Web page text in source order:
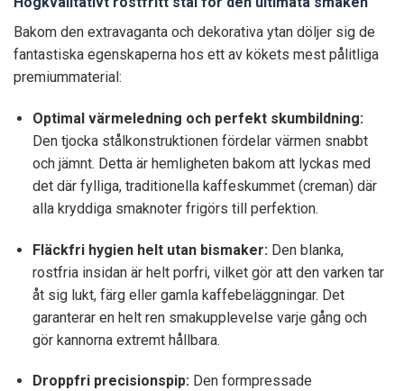
Bakom den extravaganta och dekorativa ytan döljer sig de
fantastiska egenskaperna hos ett av kökets mest pålitliga
premiummaterial:
Optimal värmeledning och perfekt skumbildning:
Den tjocka stålkonstruktionen fördelar värmen snabbt
och jämnt. Detta är hemligheten bakom att lyckas med
det där fylliga, traditionella kaffeskummet (creman) där
alla kryddiga smaknoter frigörs till perfektion.
Fläckfri hygien helt utan bismaker: Den blanka,
rostfria insidan är helt porfri, vilket gör att den varken tar
åt sig lukt, färg eller gamla kaffebeläggningar. Det
garanterar en helt ren smakupplevelse varje gång och
gör kannorna extremt hållbara.
Droppfri precisionspip:Den formpressade